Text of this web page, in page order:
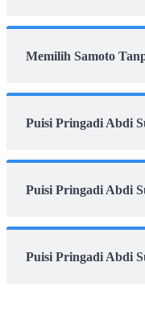
Memilih Samoto
Puisi Pringadi Abdi
Puisi Pringadi Abdi
Puisi Pringadi Abdi